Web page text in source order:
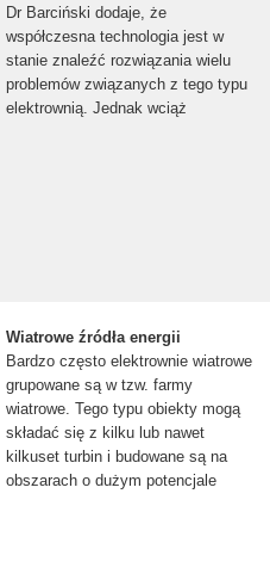
Dr Barciński dodaje, że
współczesna technologia jest w
stanie znaleźć rozwiązania wielu
problemów związanych z tego typu
elektrownią. Jednak wciąż
Wiatrowe źródła energii
Bardzo często elektrownie wiatrowe
grupowane są w tzw. farmy
wiatrowe. Tego typu obiekty mogą
składać się z kilku lub nawet
kilkuset turbin i budowane są na
obszarach o dużym potencjale